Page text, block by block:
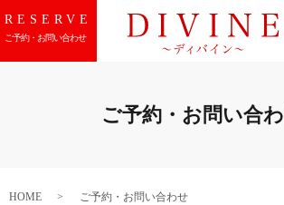
RESERVE
ご予約・お問い合わせ
ご予約・お問い合
HOME ご予約・お問い合わせ